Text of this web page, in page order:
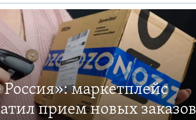
маркетплейс
прием новых заказов